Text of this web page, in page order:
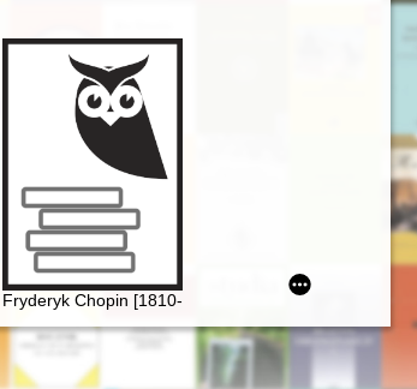
Chopina
Fryderyk Chopin [1810-1849]